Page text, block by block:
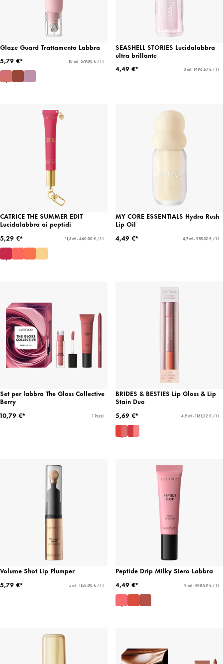
Glaze Guard Trattamento Labbra
5,79 €*
10 ml - 579,00 € / 1 l
SEASHELL STORIES Lucidalabbra
ultra brillante
4,49 €*
3 ml - 1496,67 € / 1 l
CATRICE THE SUMMER EDIT
Lucidalabbra ai peptidi
5,29 €*
11,5 ml - 460,00 € / 1 l
MY CORE ESSENTIALS Hydra Rush
Lip Oil
4,49 €*
4,7 ml - 955,32 € / 1 l
Set per labbra The Gloss Collective
Berry
10,79 €*
1 Pezzi
BRIDES & BESTIES Lip Gloss & Lip
Stain Duo
5,69 €*
4,9 ml - 1161,22 € / 1 l
Volume Shot Lip Plumper
5,79 €*
5 ml - 1158,00 € / 1 l
Peptide Drip Milky Siero Labbra
4,49 €*
9 ml - 498,89 € / 1 l